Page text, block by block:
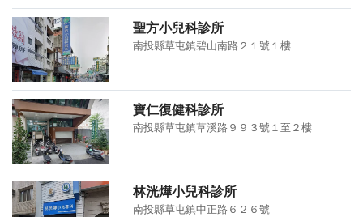
聖方小兒科診所
南投縣草屯鎮碧山南路２１號１樓
寶仁復健科診所
南投縣草屯鎮草溪路９９３號１至２樓
林洸燁小兒科診所
南投縣草屯鎮中正路６２６號